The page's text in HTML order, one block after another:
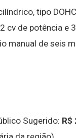
tipo
cv de potência e
manual de seis
Sugerido: R$